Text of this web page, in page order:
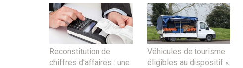
Reconstitution de
chiffres d’affaires : une
Véhicules de tourisme
éligibles au dispositif «